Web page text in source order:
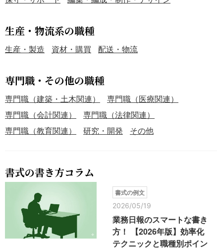
生産・物流系の職種
生産・製造 資材・購買 配送・物流
専門職・その他の職種
専門職（建築・土木関連）
専門職（医療関連）
専門職（会計関連）
専門職（法律関連）
専門職（教育関連）
研究・開発 その他
書式の書き方コラム
書式の例文
2026/05/19
業務日報のスマートな書き
方！ 【2026年版】効率化
テクニックと職種別ポイン